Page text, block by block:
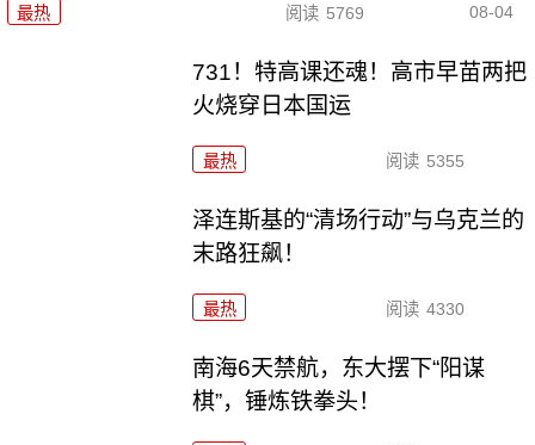
最热 阅读 5769 08-04
731！特高课还魂！高市早苗两把
火烧穿日本国运
最热 阅读 5355
泽连斯基的“清场行动”与乌克兰的
末路狂飙！
最热 阅读 4330
南海6天禁航，东大摆下“阳谋
棋”，锤炼铁拳头！